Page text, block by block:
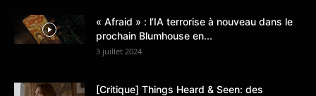
« Afraid » : l’IA terrorise à nouveau dans le
prochain Blumhouse en...
3 juillet 2024
[Critique] Things Heard & Seen: des